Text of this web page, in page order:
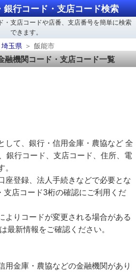
銀行コード・支店コード検索
・支店コードや店番、支店番号を簡単に検索
できます。
埼玉県 飯能市
融機関コード・支店コード一覧
して、銀行・信用金庫・農協など 全
銀行コード、支店コード、住所、電
。
座登録、法人手続きなどで必要とな
支店コード3桁の確認にご利用くだ
よりコードが変更される場合がある
最新情報をご確認ください。
用金庫・農協などの金融機関があり